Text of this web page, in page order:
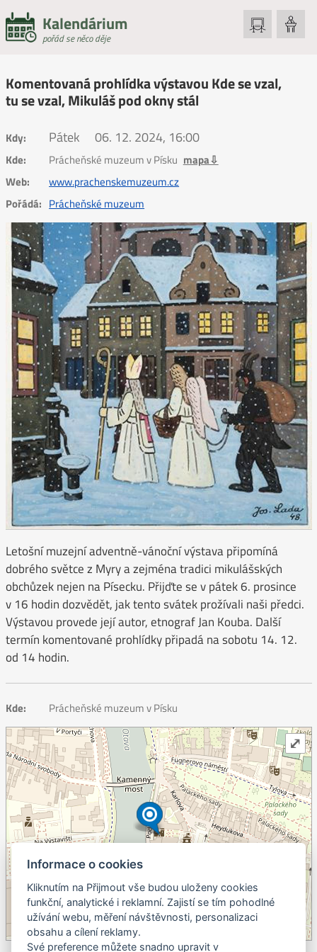
Kalendárium
pořád se něco děje
Komentovaná prohlídka výstavou Kde se vzal,
tu se vzal, Mikuláš pod okny stál
Kdy: Pátek 06. 12. 2024, 16:00
Kde: Prácheňské muzeum v Písku mapa⇩
Web:
www.prachenskemuzeum.cz
Pořádá: Prácheňské muzeum
Letošní muzejní adventně-vánoční výstava připomíná
dobrého světce z Myry a zejména tradici mikulášských
obchůzek nejen na Písecku. Přijďte se v pátek 6. prosince
v 16 hodin dozvědět, jak tento svátek prožívali naši předci.
Výstavou provede její autor, etnograf Jan Kouba. Další
termín komentované prohlídky připadá na sobotu 14. 12.
od 14 hodin.
Kde: Prácheňské muzeum v Písku
©OpenStreetMapcontributors.
⤢
Informace o cookies
Kliknutím na Přijmout vše budou uloženy cookies
funkční, analytické i reklamní. Zajistí se tím pohodlné
užívání webu, měření návštěvnosti, personalizaci
obsahu a cílení reklamy.
Své preference můžete snadno upravit v